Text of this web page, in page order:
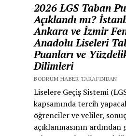
2026 LGS Taban
Açıklandı mı?
Ankara ve İzmir
Anadolu Liseleri
Puanları ve
Dilimleri
BODRUM HABER TARAFINDAN
Liselere Geçiş Sistemi
kapsamında tercih
öğrenciler ve veliler,
açıklanmasının